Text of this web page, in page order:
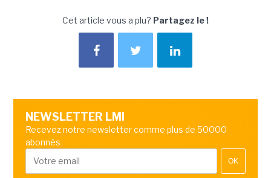
Cet article vous a plu? Partagez le !
NEWSLETTER LMI
Recevez notre newsletter comme plus de 50000
abonnés
OK